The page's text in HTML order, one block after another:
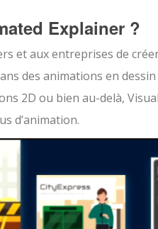
Explainer ?
et aux entreprises de
des animations en
2D ou bien au-delà,
d’animation.